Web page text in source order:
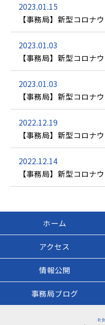
2023.01.15
【事務局】新型コロナ
2023.01.03
【事務局】新型コロナ
2023.01.03
【事務局】新型コロナ
2022.12.19
【事務局】新型コロナ
2022.12.14
【事務局】新型コロナ
ホーム
アクセス
情報公開
事務局ブログ